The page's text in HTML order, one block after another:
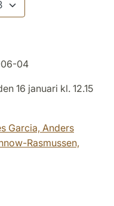
04
16 januari kl. 12.15
Garcia, Anders
Rasmussen,